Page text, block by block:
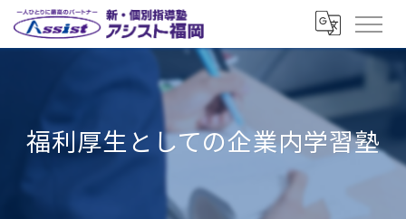
福利厚生としての企業内学習塾